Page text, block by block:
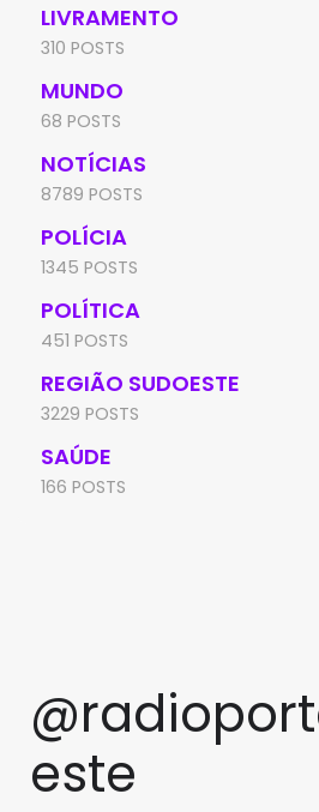
LIVRAMENTO
310 POSTS
MUNDO
68 POSTS
NOTÍCIAS
8789 POSTS
POLÍCIA
1345 POSTS
POLÍTICA
451 POSTS
REGIÃO SUDOESTE
3229 POSTS
SAÚDE
166 POSTS
este